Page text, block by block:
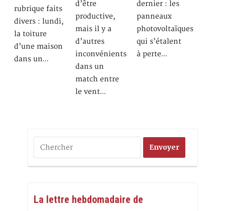
rubrique faits
divers : lundi,
la toiture
d’une maison
dans un…
d’être
productive,
mais il y a
d’autres
inconvénients
dans un
match entre
le vent…
dernier : les
panneaux
photovoltaïques
qui s’étalent
à perte…
La lettre hebdomadaire de